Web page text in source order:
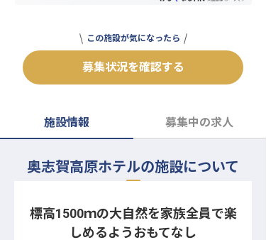
この施設が気になったら
募集状況を確認する
施設情報 募集中の求人
奥志賀高原ホテルの施設について
標高1500ｍの大自然を家族全員で楽
しめるようおもてなし